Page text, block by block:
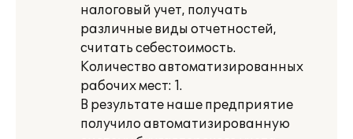
налоговый учет, получать
различные виды отчетностей,
считать себестоимость.
Количество автоматизированных
рабочих мест: 1.
В результате наше предприятие
получило автоматизированную